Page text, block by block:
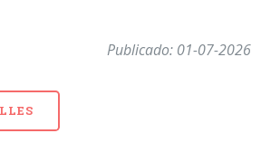
Publicado: 01-07-2026